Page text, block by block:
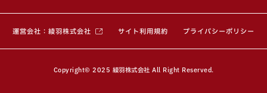
運営会社：綾羽株式会社 （別ウィンドウで開きます）
サイト利用規約 プライバシーポリシー
Copyright© 2025 綾羽株式会社 All Right Reserved.